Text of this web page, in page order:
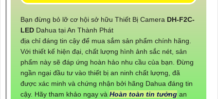
Bạn đừng bỏ lỡ cơ hội sở hữu Thiết Bị Camera DH-F2C-
LED Dahua tại An Thành Phát
địa chỉ đáng tin cậy để mua sắm sản phẩm chính hãng.
Với thiết kế hiện đại, chất lượng hình ảnh sắc nét, sản
phẩm này sẽ đáp ứng hoàn hảo nhu cầu của bạn. Đừng
ngần ngại đầu tư vào thiết bị an ninh chất lượng, đã
được xác minh và chứng nhận bởi hãng Dahua đáng tin
cậy. Hãy tham khảo ngay và Hoàn toàn tin tưởng an